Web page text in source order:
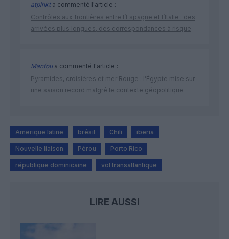
atplhkta commenté l'article :
Contrôles aux frontières entre l’Espagne et l’Italie : des
arrivées plus longues, des correspondances à risque
Manfoua commenté l'article :
Pyramides, croisières et mer Rouge : l’Égypte mise sur
une saison record malgré le contexte géopolitique
Amerique latine brésil Chili iberia
Nouvelle liaison Pérou Porto Rico
république dominicaine vol transatlantique
LIRE AUSSI